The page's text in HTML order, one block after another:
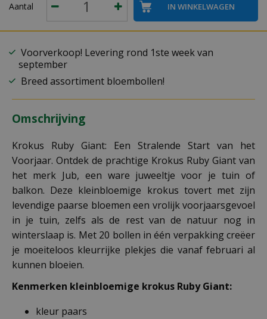
Aantal
Voorverkoop! Levering rond 1ste week van
september
Breed assortiment bloembollen!
Omschrijving
Krokus Ruby Giant: Een Stralende Start van het
Voorjaar. Ontdek de prachtige Krokus Ruby Giant van
het merk Jub, een ware juweeltje voor je tuin of
balkon. Deze kleinbloemige krokus tovert met zijn
levendige paarse bloemen een vrolijk voorjaarsgevoel
in je tuin, zelfs als de rest van de natuur nog in
winterslaap is. Met 20 bollen in één verpakking creëer
je moeiteloos kleurrijke plekjes die vanaf februari al
kunnen bloeien.
Kenmerken kleinbloemige krokus Ruby Giant:
kleur paars